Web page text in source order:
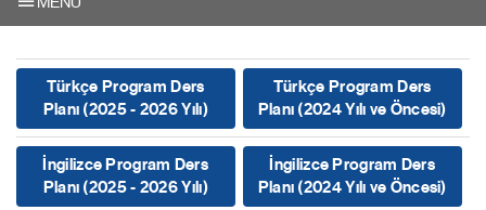
Türkçe Program Ders
Planı (2025 - 2026 Yılı)
Türkçe Program Ders
Planı (2024 Yılı ve Öncesi)
İngilizce Program Ders
Planı (2025 - 2026 Yılı)
İngilizce Program Ders
Planı (2024 Yılı ve Öncesi)